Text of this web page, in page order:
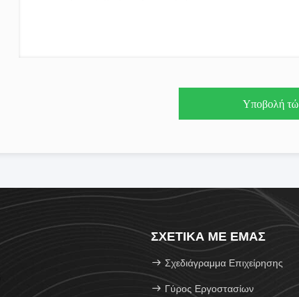
Υποβολή
ΣΧΕΤΙΚΆ ΜΕ ΕΜΆΣ
Σχεδιάγραμμα Επιχείρησης
Γύρος Εργοστασίων